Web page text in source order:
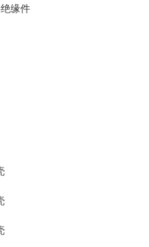
缘件
架
架
架
架
架
外壳
外壳
外壳